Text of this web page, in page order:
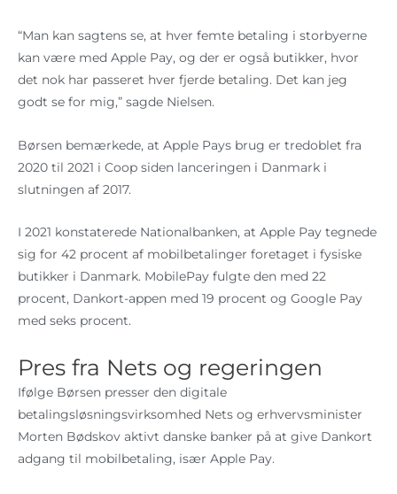
“Man kan sagtens se, at hver femte betaling i storbyerne
kan være med Apple Pay, og der er også butikker, hvor
det nok har passeret hver fjerde betaling. Det kan jeg
godt se for mig,” sagde Nielsen.
Børsen bemærkede, at Apple Pays brug er tredoblet fra
2020 til 2021 i Coop siden lanceringen i Danmark i
slutningen af 2017.
I 2021 konstaterede Nationalbanken, at Apple Pay tegnede
sig for 42 procent af mobilbetalinger foretaget i fysiske
butikker i Danmark. MobilePay fulgte den med 22
procent, Dankort-appen med 19 procent og Google Pay
med seks procent.
Pres fra Nets og regeringen
Ifølge Børsen presser den digitale
betalingsløsningsvirksomhed Nets og erhvervsminister
Morten Bødskov aktivt danske banker på at give Dankort
adgang til mobilbetaling, især Apple Pay.